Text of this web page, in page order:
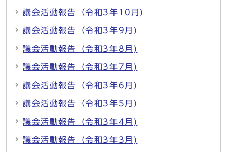
議会活動報告（令和3年10月)
議会活動報告（令和3年9月)
議会活動報告（令和3年8月)
議会活動報告（令和3年7月)
議会活動報告（令和3年6月)
議会活動報告（令和3年5月)
議会活動報告（令和3年4月)
議会活動報告（令和3年3月)